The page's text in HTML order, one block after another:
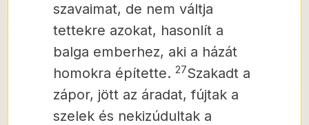
szavaimat, de nem váltja
tettekre azokat, hasonlít a
balga emberhez, aki a házát
homokra építette. 27Szakadt a
zápor, jött az áradat, fújtak a
szelek és nekizúdultak a